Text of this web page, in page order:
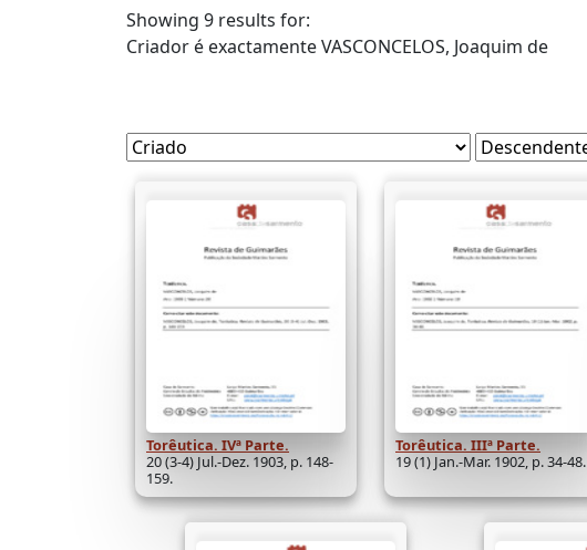
Showing 9 results for:
Criador é exactamenteVASCONCELOS, Joaquim de
Torêutica. IVª Parte.
20 (3-4) Jul.-Dez. 1903, p. 148-
159.
Torêutica. IIIª Parte.
19 (1) Jan.-Mar. 1902, p. 34-48.